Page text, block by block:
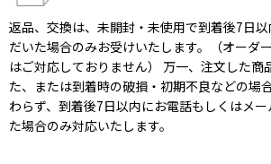
返品、交換は、未開封・未使用で到着後7日
だいた場合のみお受けいたします。（オーダ
はご対応しておりません） 万一、注文した商
た、または到着時の破損・初期不良などの場
わらず、到着後7日以内にお電話もしくはメ
た場合のみ対応いたします。